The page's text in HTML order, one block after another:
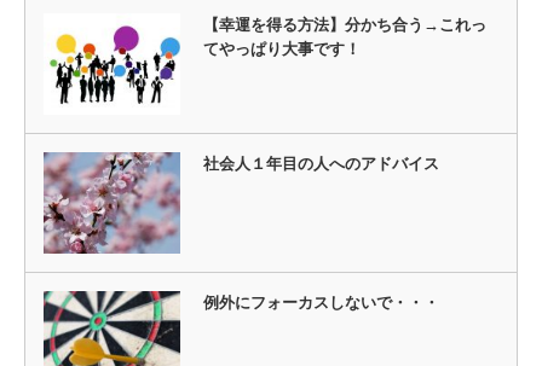
【幸運を得る方法】分かち合う→これっ
てやっぱり大事です！
社会人１年目の人へのアドバイス
例外にフォーカスしないで・・・